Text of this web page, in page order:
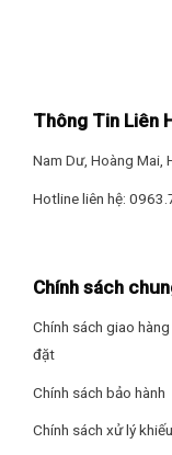
Thông Tin Liên
Nam Dư, Hoàng Mai,
Hotline liên hệ:
Chính sách
Chính sách giao
đặt
Chính sách bảo hành
Chính sách xử lý